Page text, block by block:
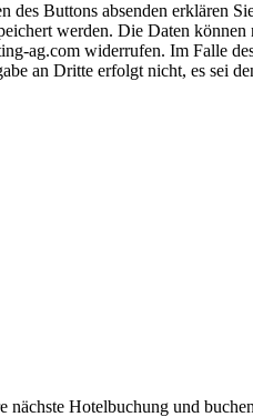
Buttons absenden erklären
werden. Die Daten
ag.com widerrufen. Im Falle
an Dritte erfolgt nicht, es sei
Hotelbuchung und